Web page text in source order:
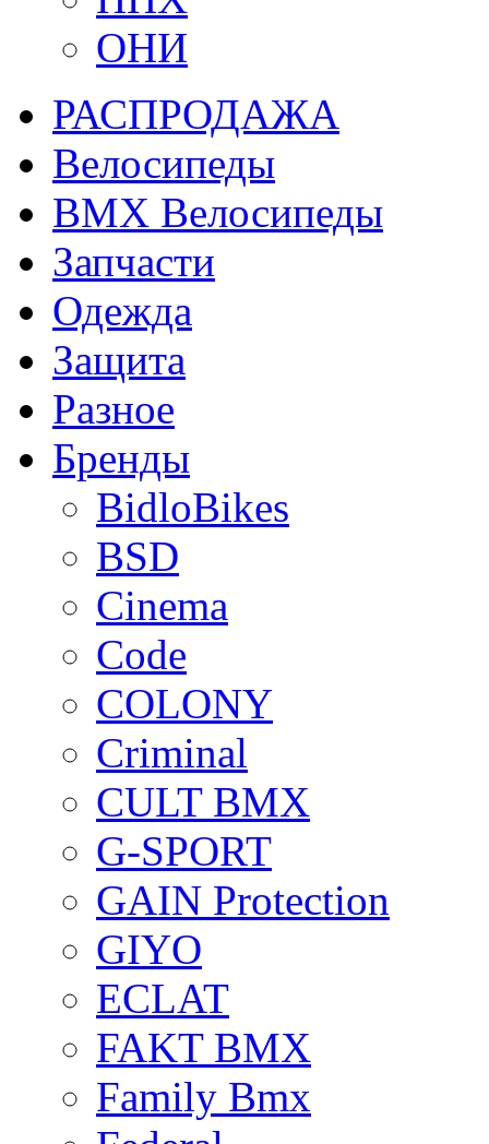
ОНИ
РАСПРОДАЖА
Велосипеды
BMX Велосипеды
Запчасти
Одежда
Защита
Разное
Бренды
BidloBikes
BSD
Cinema
Code
COLONY
Criminal
CULT BMX
G-SPORT
GAIN Protection
GIYO
ECLAT
FAKT BMX
Family Bmx